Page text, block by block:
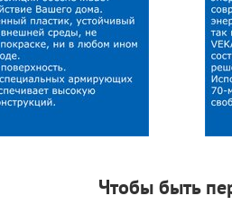
Чтобы быть